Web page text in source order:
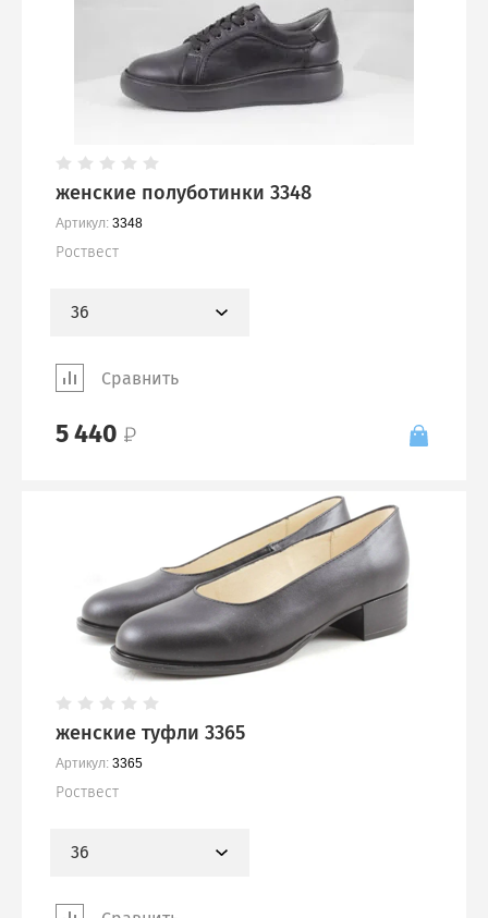
женские полуботинки 3348
Артикул: 3348
Роствест
36
Сравнить
5 440
женские туфли 3365
Артикул: 3365
Роствест
36